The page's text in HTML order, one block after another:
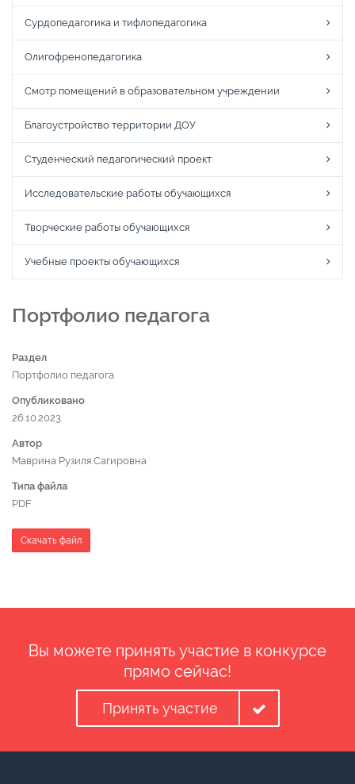
Сурдопедагогика и тифлопедагогика
Олигофренопедагогика
Смотр помещений в образовательном учреждении
Благоустройство территории ДОУ
Студенческий педагогический проект
Исследовательские работы обучающихся
Творческие работы обучающихся
Учебные проекты обучающихся
Портфолио педагога
Раздел
Портфолио педагога
Опубликовано
26.10.2023
Автор
Маврина Рузиля Сагировна
Типа файла
PDF
Скачать файл
Вы можете принять участие в конкурсе
прямо сейчас!
Принять участие